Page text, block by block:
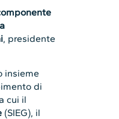
, presidente
insieme
di
cui il
(SIEG), il